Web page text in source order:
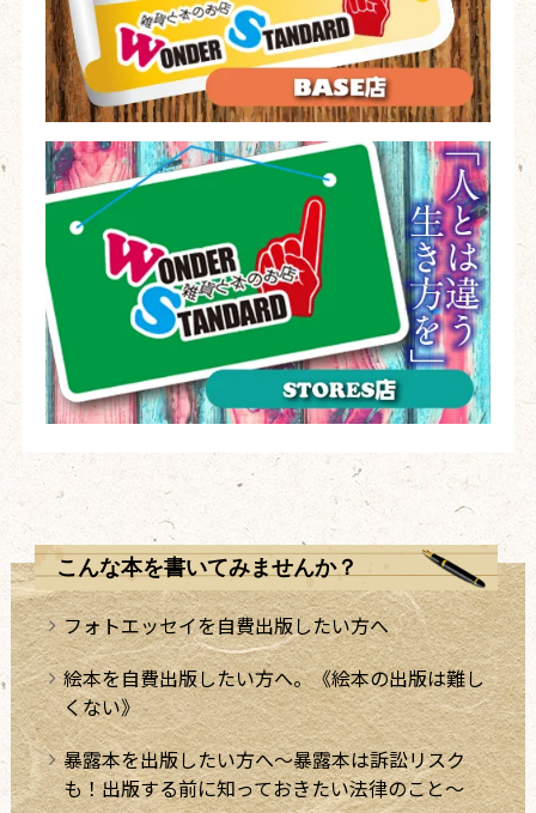
こんな本を書いてみませんか？
フォトエッセイを自費出版したい方へ
絵本を自費出版したい方へ。《絵本の出版は難し
くない》
暴露本を出版したい方へ～暴露本は訴訟リスク
も！出版する前に知っておきたい法律のこと～